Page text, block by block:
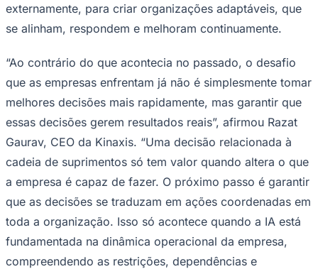
Atletismo
Vôlei
Competições de Futebol
Brasileirão Série A
Brasileirão Série B
Paulistão
Copa do Brasil
Libertadores
Copa América
Champions League
Premier League
La Liga
Bundesliga
Mundial 2026
Times - Ir direto
externamente, para criar organizações adaptáveis, que
se alinham, respondem e melhoram continuamente.
“Ao contrário do que acontecia no passado, o desafio
que as empresas enfrentam já não é simplesmente tomar
melhores decisões mais rapidamente, mas garantir que
essas decisões gerem resultados reais”, afirmou Razat
Gaurav, CEO da Kinaxis. “Uma decisão relacionada à
cadeia de suprimentos só tem valor quando altera o que
a empresa é capaz de fazer. O próximo passo é garantir
que as decisões se traduzam em ações coordenadas em
toda a organização. Isso só acontece quando a IA está
fundamentada na dinâmica operacional da empresa,
compreendendo as restrições, dependências e